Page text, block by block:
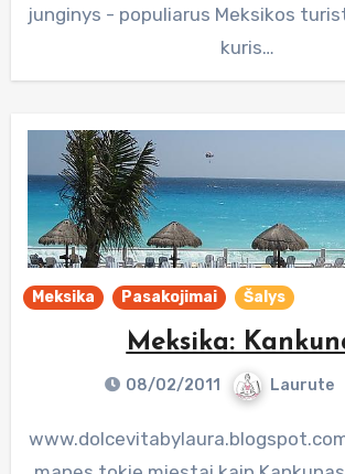
junginys - populiarus Meksikos
kuris…
Meksika Pasakojimai Šalys
Meksika:
08/02/2011 Laurute
www.dolcevitabylaura.blogspot.com Na neįkvepia